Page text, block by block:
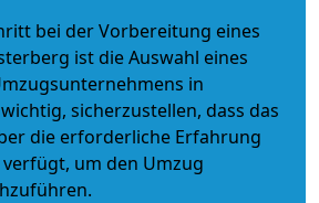
bei der Vorbereitung eines
ist die Auswahl eines
in
sicherzustellen, dass das
die erforderliche Erfahrung
um den Umzug